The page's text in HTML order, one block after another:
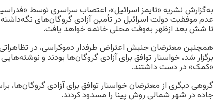
به‌گزارش نشریه «تایمز اسرائیل»، اعتصاب سراسری توسط
عدم موفقیت دولت اسرائیل در تأمین آزادی گروگان‌های
تا شش بعد ازظهر به‌وقت محلی خاتمه خواهد یافت.
همچنین معترضان جنبش اعتراض طرفدار دموکراسی، در تظاهراتی
برگزار شد، خواستار توافق برای آزادی گروگان‌‌ها بودند و
«کمک» در دست داشتند.
گروهی دیگری از معترضان خواستار توافق برای آزادی گروگان‌ها،
جاده در شهر شمالی روش پینا را مسدود کردند.